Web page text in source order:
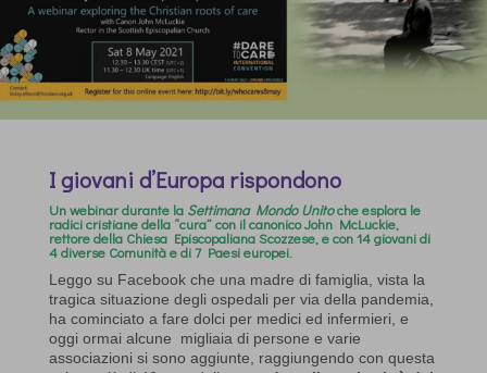
I giovani d’Europa rispondono
Unwebinardurante la Settimana Mondo Unitoche esplora le
radici cristiane della “cura” con il canonico John McLuckie,
rettore della Chiesa Episcopaliana Scozzese, e con 14 giovani di
4 diverse Comunità e di 7 Paesi europei.
Leggo su Facebook che una madre di famiglia, vista la
tragica situazione degli ospedali per via della pandemia,
ha cominciato a fare dolci per medici ed infermieri, e
oggi ormai alcune migliaia di persone e varie
associazioni si sono aggiunte, raggiungendo con questa